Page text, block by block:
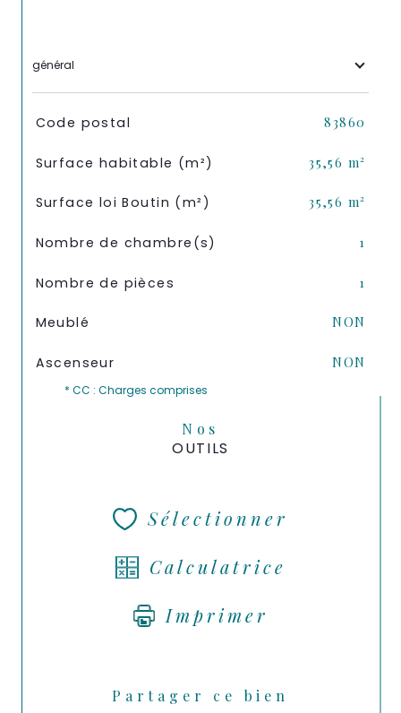
général
TRAD_SIROCCO_Caracteristique
Code postal 83860
Surface habitable (m²) 35,56 m²
Surface loi Boutin (m²) 35,56 m²
Nombre de chambre(s) 1
Nombre de pièces 1
Meublé NON
Ascenseur NON
* CC : Charges comprises
Nos
OUTILS
Sélectionner
Calculatrice
Imprimer
Partager ce bien